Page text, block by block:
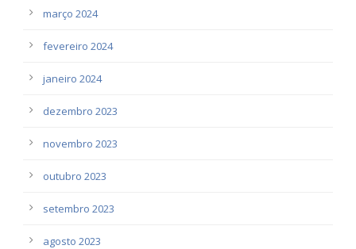
março 2024
fevereiro 2024
janeiro 2024
dezembro 2023
novembro 2023
outubro 2023
setembro 2023
agosto 2023